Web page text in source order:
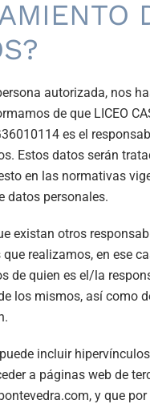
autorizada, nos
de que LICEO
es el
Estos datos serán
en las normativas
datos personales.
existan otros
realizamos, en ese
de quien es el/la
los mismos, así como
incluir
a páginas web de
y que